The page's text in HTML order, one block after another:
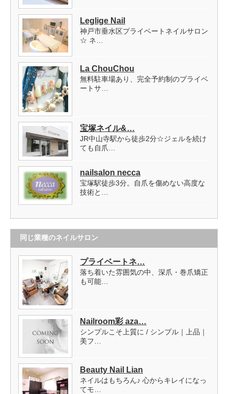
Leglige Nail
神戸市垂水区プライベートネイルサロン
☆ ネ…
La ChouChou
無料駐車場あり、完全予約制のプライベ
ートサ…
宝塚ネイル&…
JR中山寺駅から徒歩2分☆ジェルを続け
ても自爪…
nailsalon necca
宝塚駅徒歩3分。自爪を傷めない高度な
技術と…
同じ業種のネイルサロン
プライベートネ…
落ち着いた雰囲気の中、深爪・巻爪矯正
も可能…
Nailroom彩 aza…
シンプルこそ上質に / シンプル｜上品｜
美フ…
Beauty Nail Lian
ネイルはもちろん♪ 心からキレイになっ
てモ…